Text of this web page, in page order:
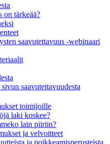
on tärkeää?
saavutettavuus -webinaari
saavutettavuudesta
toimijoille
laki koskee?
lain piiriin?
ja velvoitteet
ja poikkeamisperusteista